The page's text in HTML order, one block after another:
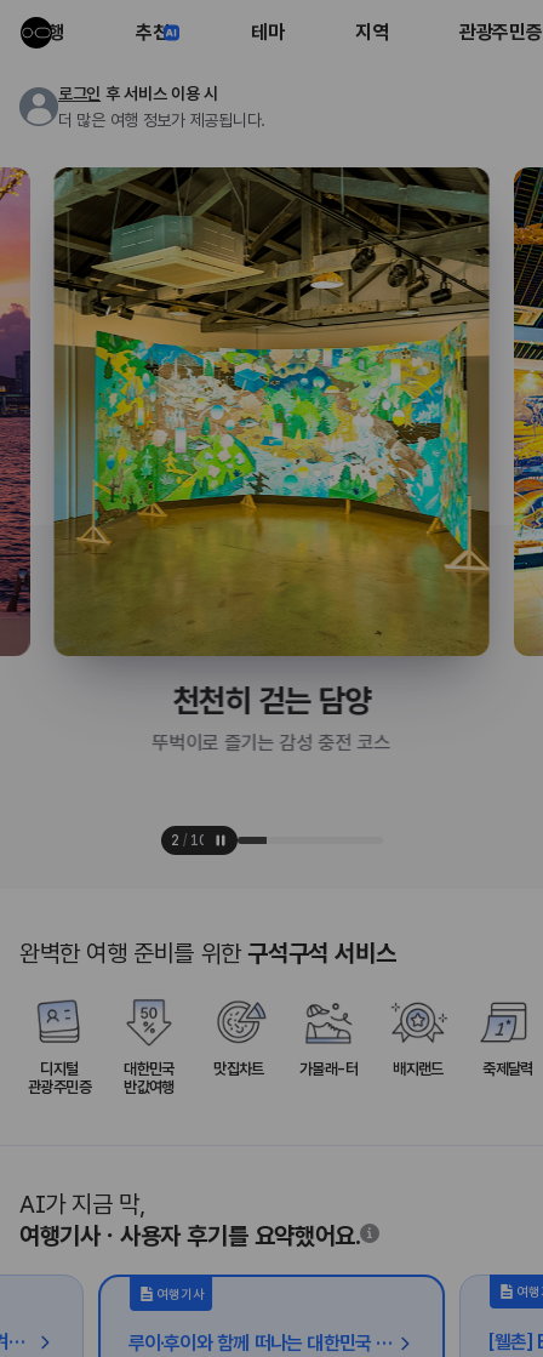
여행 추천 테마 지역 관광주민증
로그인 후 서비스 이용 시
더 많은 여행 정보가 제공됩니다.
천천히 걷는 담양
뚜벅이로 즐기는 감성 충전 코스
2 / 10
완벽한 여행 준비를 위한구석구석 서비스
디지털
관광주민증
대한민국
반값여행
맛집차트 가볼래-터 배지랜드 축제달력
AI가 지금 막,
여행기사ㆍ사용자 후기를 요약했어요.
발자국에서 돌부처까지, 돌에 새겨진 화순의 시간
여행기사
루이·후이와 함께 떠나는 대한민국 구석구석 전북 여행
여